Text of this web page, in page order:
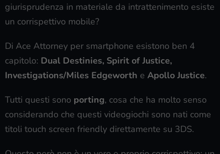
giurisprudenza in materiale da intrattenimento esiste
un corrispettivo mobile?
Di Ace Attorney per smartphone esistono ben 4
capitolo: Dual Destinies, Spirit of Justice,
Investigations/Miles Edgeworth e Apollo Justice.
Tutti questi sono porting, cosa che ha molto senso
considerando che questi videogiochi sono nati come
titoli touch screen friendly direttamente su 3DS.